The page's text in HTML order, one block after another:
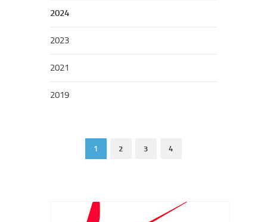
2024
2023
2021
2019
1 2 3 4